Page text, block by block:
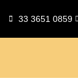
33 3651 0859